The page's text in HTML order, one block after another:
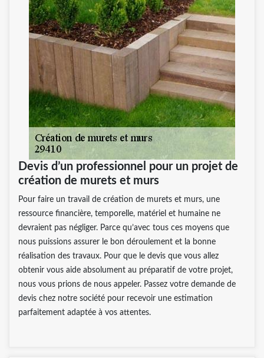
Devis d’un professionnel pour un projet de
création de murets et murs
Pour faire un travail de création de murets et murs, une
ressource financière, temporelle, matériel et humaine ne
devraient pas négliger. Parce qu’avec tous ces moyens que
nous puissions assurer le bon déroulement et la bonne
réalisation des travaux. Pour que le devis que vous allez
obtenir vous aide absolument au préparatif de votre projet,
nous vous prions de nous appeler. Passez votre demande de
devis chez notre société pour recevoir une estimation
parfaitement adaptée à vos attentes.